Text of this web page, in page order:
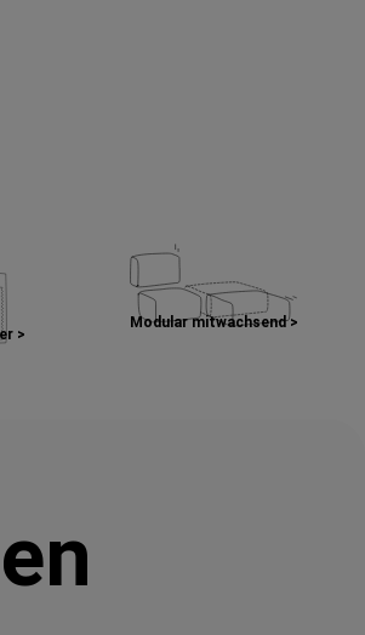
>
Modular mitwachsend >